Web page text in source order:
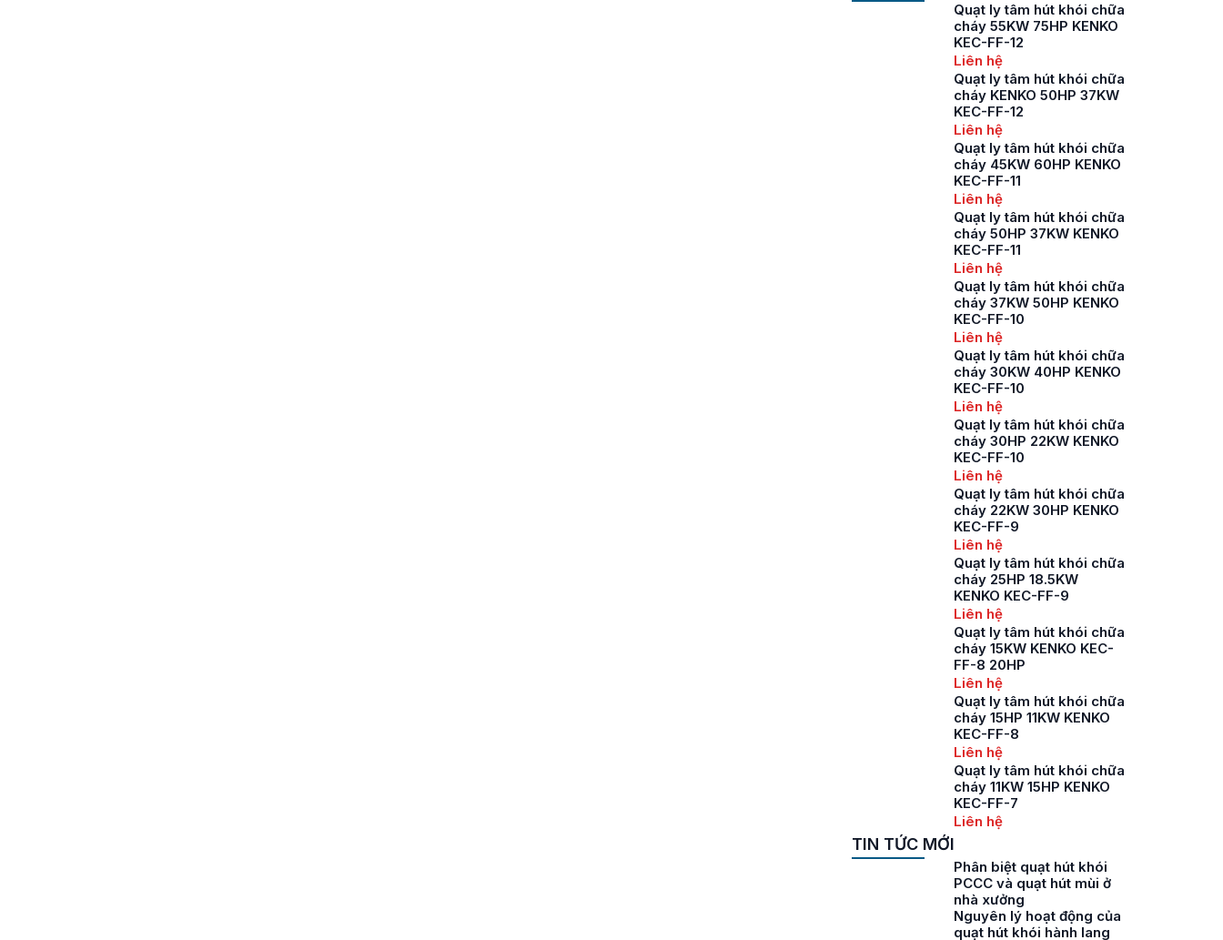
Quạt ly tâm hút khói chữa
cháy 55KW 75HP KENKO
KEC-FF-12
Liên hệ
Quạt ly tâm hút khói chữa
cháy KENKO 50HP 37KW
KEC-FF-12
Liên hệ
Quạt ly tâm hút khói chữa
cháy 45KW 60HP KENKO
KEC-FF-11
Liên hệ
Quạt ly tâm hút khói chữa
cháy 50HP 37KW KENKO
KEC-FF-11
Liên hệ
Quạt ly tâm hút khói chữa
cháy 37KW 50HP KENKO
KEC-FF-10
Liên hệ
Quạt ly tâm hút khói chữa
cháy 30KW 40HP KENKO
KEC-FF-10
Liên hệ
Quạt ly tâm hút khói chữa
cháy 30HP 22KW KENKO
KEC-FF-10
Liên hệ
Quạt ly tâm hút khói chữa
cháy 22KW 30HP KENKO
KEC-FF-9
Liên hệ
Quạt ly tâm hút khói chữa
cháy 25HP 18.5KW
KENKO KEC-FF-9
Liên hệ
Quạt ly tâm hút khói chữa
cháy 15KW KENKO KEC-
FF-8 20HP
Liên hệ
Quạt ly tâm hút khói chữa
cháy 15HP 11KW KENKO
KEC-FF-8
Liên hệ
Quạt ly tâm hút khói chữa
cháy 11KW 15HP KENKO
KEC-FF-7
Liên hệ
TIN TỨC MỚI
Phân biệt quạt hút khói
PCCC và quạt hút mùi ở
nhà xưởng
Nguyên lý hoạt động của
quạt hút khói hành lang